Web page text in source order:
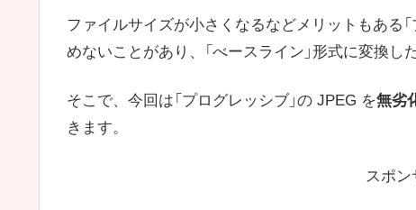
ファイルサイズが小さくなるなどメリットもある
めないことがあり、「べースライン」形式に変換し
そこで、今回は「プログレッシブ」の JPEG を無劣
きます。
スポン